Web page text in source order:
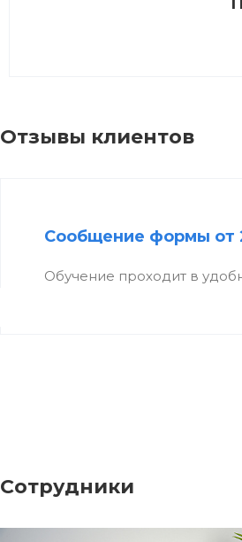
Отзывы клиентов
Сообщение формы от
Обучение проходит в
Сотрудники